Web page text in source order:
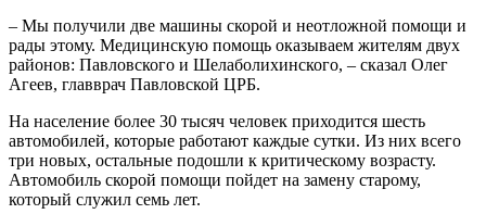
– Мы получили две машины скорой и неотложной помощи и
рады этому. Медицинскую помощь оказываем жителям двух
районов: Павловского и Шелаболихинского, – сказал Олег
Агеев, главврач Павловской ЦРБ.
На население более 30 тысяч человек приходится шесть
автомобилей, которые работают каждые сутки. Из них всего
три новых, остальные подошли к критическому возрасту.
Автомобиль скорой помощи пойдет на замену старому,
который служил семь лет.